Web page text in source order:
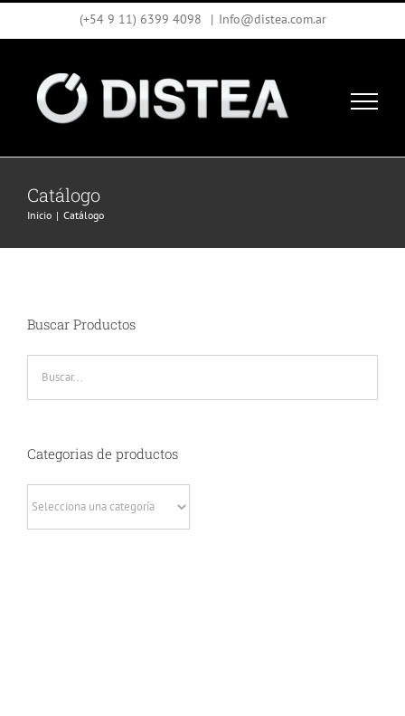
al
(+54 9 11) 6399 4098 | Info@distea.com.ar
Catálogo
Inicio Catálogo
Buscar Productos
Categorias de productos